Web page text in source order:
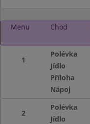
Menu Chod
1
Polévka
Jídlo
Příloha
Nápoj
2
Polévka
Jídlo